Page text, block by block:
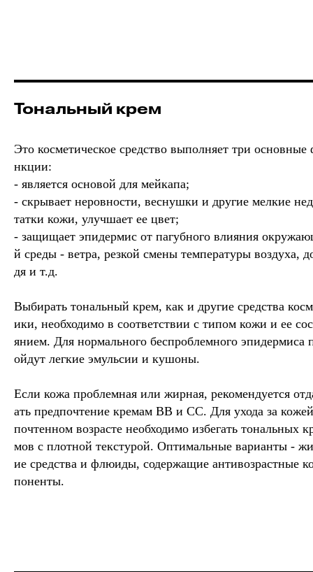
Тональный крем
Это косметическое средство выполняет три основные
нкции:
- является основой для мейкапа;
- скрывает неровности, веснушки и другие мелкие
татки кожи, улучшает ее цвет;
- защищает эпидермис от пагубного влияния
й среды - ветра, резкой смены температуры воздуха,
дя и т.д.
Выбирать тональный крем, как и другие средства
ики, необходимо в соответствии с типом кожи и ее
янием. Для нормального беспроблемного эпидермиса
ойдут легкие эмульсии и кушоны.
Если кожа проблемная или жирная, рекомендуется
ать предпочтение кремам ВВ и СС. Для ухода за
почтенном возрасте необходимо избегать тональных
мов с плотной текстурой. Оптимальные варианты -
ие средства и флюиды, содержащие антивозрастные
поненты.